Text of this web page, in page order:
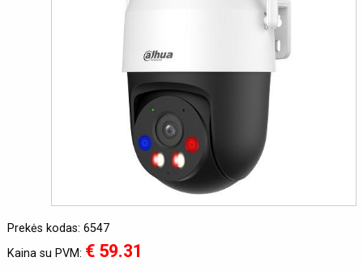
Prekės kodas: 6547
Kaina su PVM: € 59.31